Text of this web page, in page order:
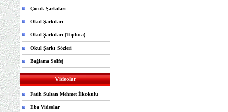
Çocuk Şarkıları
Okul Şarkıları
Okul Şarkıları (Topluca)
Okul Şarkı Sözleri
Bağlama Solfej
Videolar
Fatih Sultan Mehmet İlkokulu
Eba Videolar